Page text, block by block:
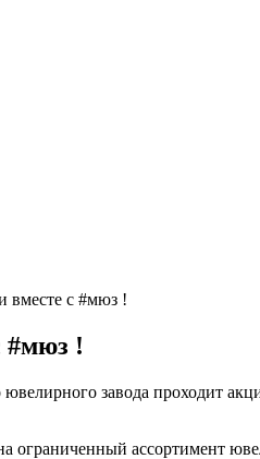
вместе с #мюз !
#мюз !
завода проходит
ограниченный ассортимент